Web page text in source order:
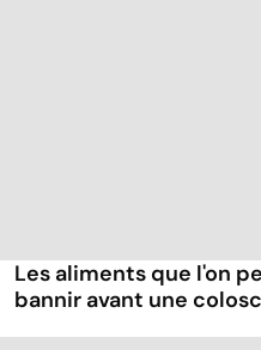
Les aliments que l'on
bannir avant une